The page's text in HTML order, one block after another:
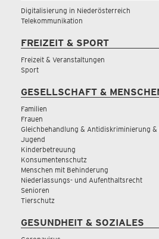
Digitalisierung in Niederösterreich
Telekommunikation
FREIZEIT & SPORT
Freizeit & Veranstaltungen
Sport
GESELLSCHAFT &
Familien
Frauen
Gleichbehandlung & Antidiskriminierung
Jugend
Kinderbetreuung
Konsumentenschutz
Menschen mit Behinderung
Niederlassungs- und Aufenthaltsrecht
Senioren
Tierschutz
GESUNDHEIT & SOZIALES